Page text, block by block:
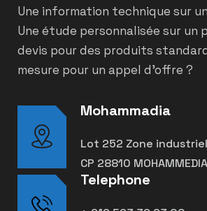
Une information technique sur
Une étude personnalisée sur un
devis pour des produits
mesure pour un appel d’offre ?
Mohammadia
Lot 252 Zone
CP 28810 MOHAMMEDIA
Telephone